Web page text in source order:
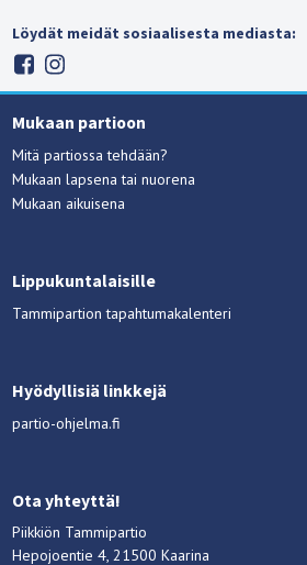
Löydät meidät sosiaalisesta mediasta:
Mukaan partioon
Mitä partiossa tehdään?
Mukaan lapsena tai nuorena
Mukaan aikuisena
Lippukuntalaisille
Tammipartion tapahtumakalenteri
Hyödyllisiä linkkejä
partio-ohjelma.fi
Ota yhteyttä!
Piikkiön Tammipartio
Hepojoentie 4, 21500 Kaarina